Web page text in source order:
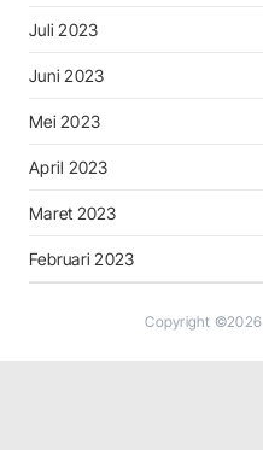
Juli 2023
Juni 2023
Mei 2023
April 2023
Maret 2023
Februari 2023
Copyright ©2026